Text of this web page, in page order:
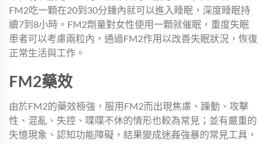
FM2吃一顆在20到30分鐘內就可以進入睡眠，深度睡眠持
續7到8小時。FM2劑量對女性使用一顆就催眠，重度失眠
患者可以考慮兩粒內，通過FM2作用以改善失眠狀況，恢復
正常生活與工作。
FM2藥效
由於FM2的藥效極強，服用FM2而出現焦慮、躁動、攻擊
性、混亂、失控、喋喋不休的情形也較為常見；並有嚴重的
失憶現象、認知功能障礙，結果變成迷姦強暴的常見工具，